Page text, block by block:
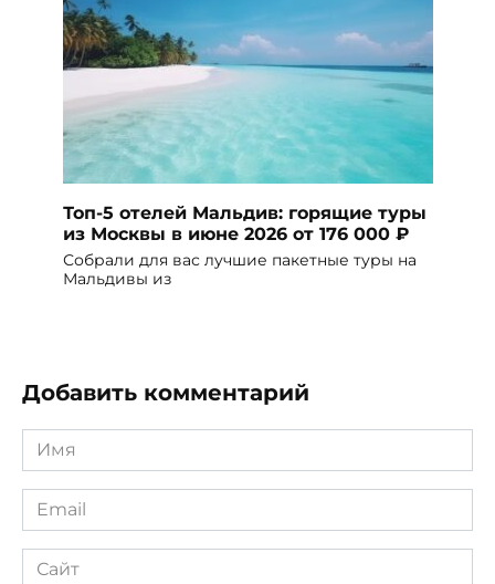
Топ-5 отелей Мальдив: горящие туры
из Москвы в июне 2026 от 176 000 ₽
Собрали для вас лучшие пакетные туры на
Мальдивы из
Добавить комментарий
Имя
Email
Сайт